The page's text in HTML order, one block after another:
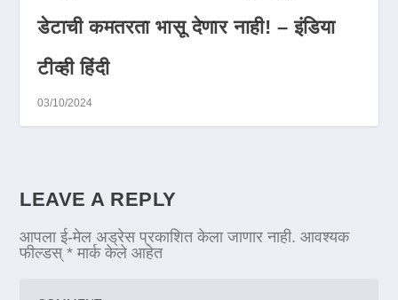
डेटाची कमतरता भासू देणार नाही! – इंडिया
टीव्ही हिंदी
03/10/2024
LEAVE A REPLY
आपला ई-मेल अड्रेस प्रकाशित केला जाणार नाही. आवश्यक
फील्डस्* मार्क केले आहेत